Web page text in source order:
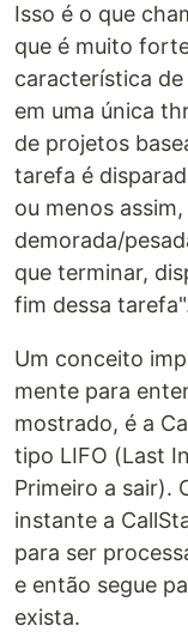
Isso é o que
que é muito
característica
em uma única
de projetos
tarefa é
ou menos
demorada/
que terminar,
fim dessa
Um conceito
mente para
mostrado, é a
tipo LIFO (Last
Primeiro a sair).
instante a
para ser
e então segue
exista.